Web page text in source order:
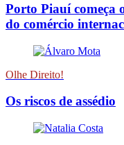
Porto Piauí começa
do comércio
Olhe Direito!
Os riscos de assédio